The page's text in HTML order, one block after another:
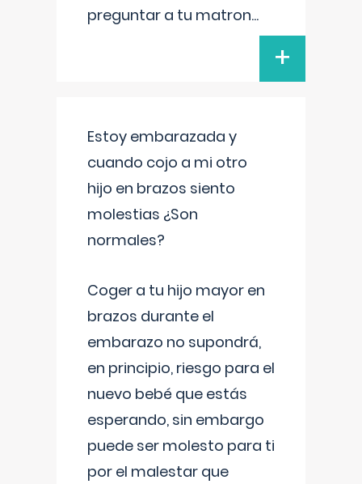
preguntar a tu matron...
+
Estoy embarazada y
cuando cojo a mi otro
hijo en brazos siento
molestias ¿Son
normales?
Coger a tu hijo mayor en
brazos durante el
embarazo no supondrá,
en principio, riesgo para el
nuevo bebé que estás
esperando, sin embargo
puede ser molesto para ti
por el malestar que